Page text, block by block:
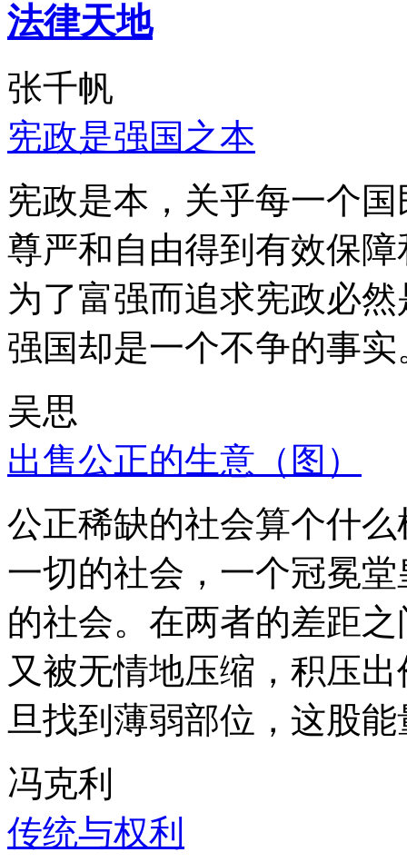
法律天地
张千帆
宪政是强国之本
宪政是本，关乎每一个
尊严和自由得到有效保
为了富强而追求宪政必
强国却是一个不争的事实
吴思
出售公正的生意（图）
公正稀缺的社会算个什
一切的社会，一个冠冕
的社会。在两者的差距
又被无情地压缩，积压
旦找到薄弱部位，这股
冯克利
传统与权利